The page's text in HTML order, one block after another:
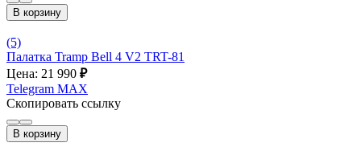
В корзину
(5)
Палатка Tramp Bell 4 V2 TRT-81
Цена: 21 990 ₽
Telegram MAX
Скопировать ссылку
В корзину